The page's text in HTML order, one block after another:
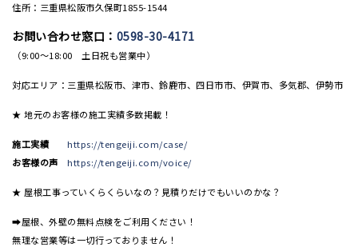
住所：三重県松阪市久保町1855-1544
お問い合わせ窓口： 0598-30-4171
（9:00〜18:00 土日祝も営業中）
対応エリア：三重県松阪市、津市、鈴鹿市、四日市市、伊賀市、多気郡、伊勢市
★ 地元のお客様の施工実績多数掲載！
施工実績
https://tengeiji.com/case/
お客様の声
https://tengeiji.com/voice/
★ 屋根工事っていくらくらいなの？見積りだけでもいいのかな？
➡屋根、外壁の無料点検をご利用ください！
無理な営業等は一切行っておりません！